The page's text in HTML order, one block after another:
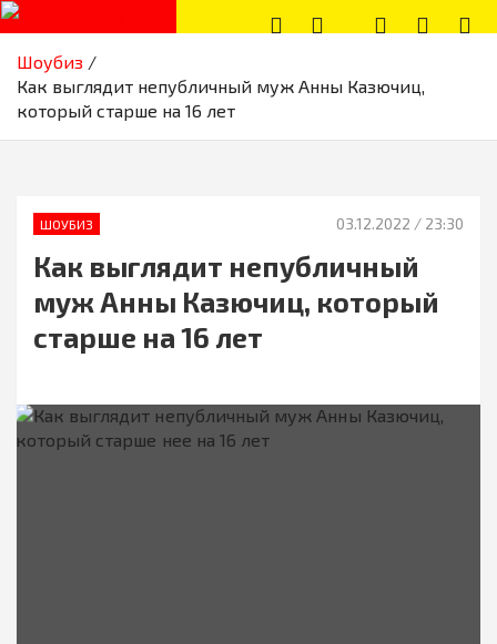
Skip
to
content
Секреты звёзд
видео из жизни звёзд
Шоубиз
Как выглядит непубличный муж Анны Казючиц,
который старше на 16 лет
ШОУБИЗ 03.12.2022 / 23:30
Как выглядит непубличный
муж Анны Казючиц, который
старше на 16 лет